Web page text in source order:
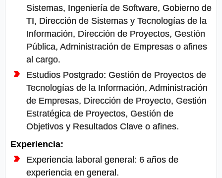
Sistemas, Ingeniería de Software, Gobierno de
TI, Dirección de Sistemas y Tecnologías de la
Información, Dirección de Proyectos, Gestión
Pública, Administración de Empresas o afines
al cargo.
Estudios Postgrado: Gestión de Proyectos de
Tecnologías de la Información, Administración
de Empresas, Dirección de Proyecto, Gestión
Estratégica de Proyectos, Gestión de
Objetivos y Resultados Clave o afines.
Experiencia:
Experiencia laboral general: 6 años de
experiencia en general.